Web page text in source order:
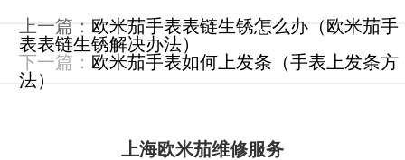
上一篇： 欧米茄手表表链生锈怎么办（欧米茄手
表表链生锈解决办法）
下一篇： 欧米茄手表如何上发条（手表上发条方
法）
上海欧米茄维修服务